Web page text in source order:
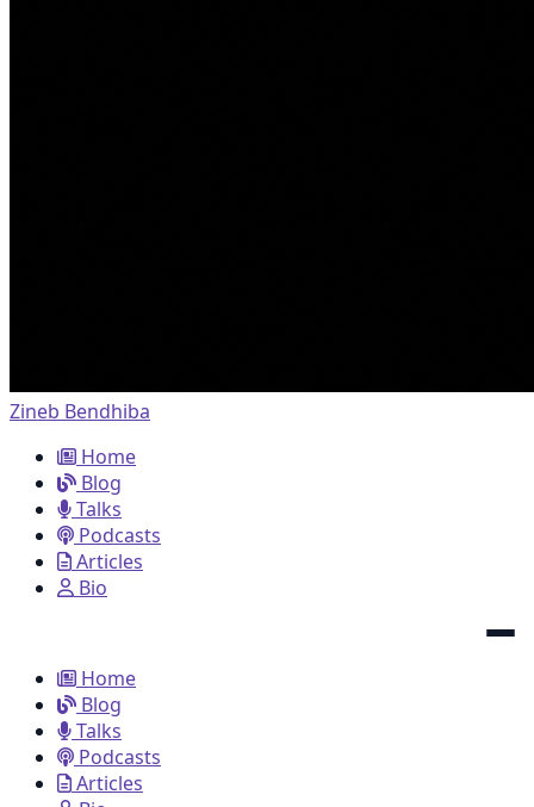
Zineb Bendhiba
Home
Blog
Talks
Podcasts
Articles
Bio
Home
Blog
Talks
Podcasts
Articles